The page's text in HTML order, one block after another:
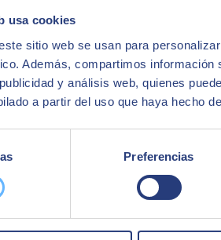
usa cookies
sitio web se usan para
Además, compartimos
y análisis web, quienes
a partir del uso que haya hecho
Preferencias